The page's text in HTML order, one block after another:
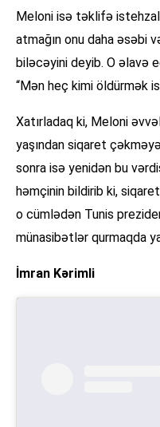
Meloni isə təklifə
atmağın onu daha əsəbi
biləcəyini deyib. O əlavə
“Mən heç kimi öldürmək
Xatırladaq ki, Meloni
yaşından siqaret
sonra isə yenidən bu
həmçinin bildirib ki,
o cümlədən Tunis
münasibətlər qurmaqda
İmran Kərimli